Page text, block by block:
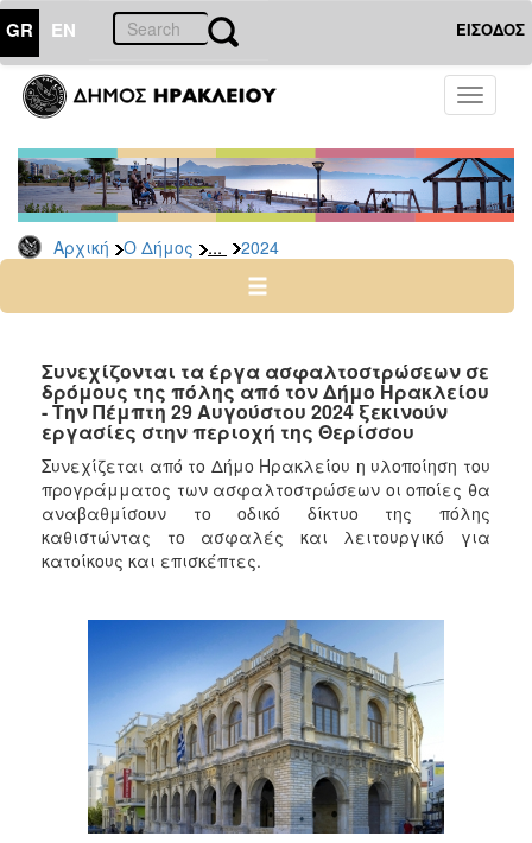
GR EN ΕΙΣΟΔΟΣ
Toggle
Αρχική Ο Δήμος ... 2024
ΔΗΜΟΣ
Δελτία
Τύπου
Αρχείο
2026
2024
2022
2021
2020
2019
2018
2017
2013
2012
2011
2010
2006
Συνεχίζονται τα έργα ασφαλτοστρώσεων σε
δρόμους της πόλης από τον Δήμο Ηρακλείου
- Την Πέμπτη 29 Αυγούστου 2024 ξεκινούν
εργασίες στην περιοχή της Θερίσσου
Συνεχίζεται από το Δήμο Ηρακλείου η υλοποίηση του
προγράμματος των ασφαλτοστρώσεων οι οποίες θα
αναβαθμίσουν το οδικό δίκτυο της πόλης
καθιστώντας το ασφαλές και λειτουργικό για
κατοίκους και επισκέπτες.